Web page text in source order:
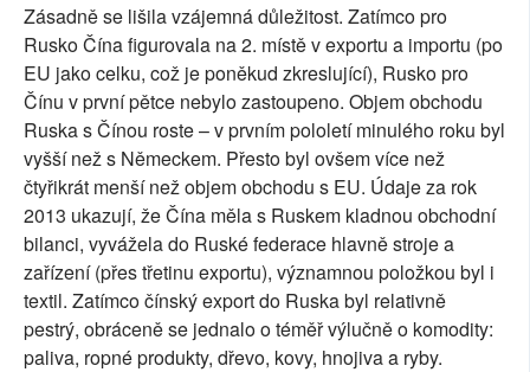
Zásadně se lišila vzájemná důležitost. Zatímco pro
Rusko Čína figurovala na 2. místě v exportu a importu (po
EU jako celku, což je poněkud zkreslující), Rusko pro
Čínu v první pětce nebylo zastoupeno. Objem obchodu
Ruska s Čínou roste – v prvním pololetí minulého roku byl
vyšší než s Německem. Přesto byl ovšem více než
čtyřikrát menší než objem obchodu s EU. Údaje za rok
2013 ukazují, že Čína měla s Ruskem kladnou obchodní
bilanci, vyvážela do Ruské federace hlavně stroje a
zařízení (přes třetinu exportu), významnou položkou byl i
textil. Zatímco čínský export do Ruska byl relativně
pestrý, obráceně se jednalo o téměř výlučně o komodity:
paliva, ropné produkty, dřevo, kovy, hnojiva a ryby.